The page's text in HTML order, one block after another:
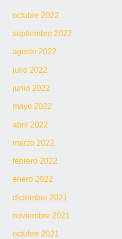
octubre 2022
septiembre 2022
agosto 2022
julio 2022
junio 2022
mayo 2022
abril 2022
marzo 2022
febrero 2022
enero 2022
diciembre 2021
noviembre 2021
octubre 2021